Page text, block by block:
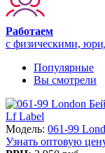
Работаем
с физическими,
Популярные
Вы смотрели
Lf Label
Модель: 061-99
Узнать оптовую